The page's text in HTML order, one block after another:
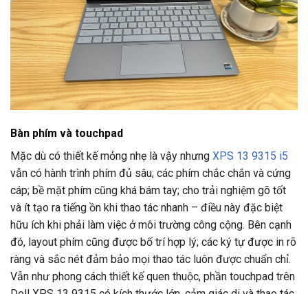
Bàn phím và touchpad
Mặc dù có thiết kế mỏng nhẹ là vậy nhưng XPS 13 9315 i5
vẫn có hành trình phím đủ sâu; các phím chắc chắn và cứng
cáp; bề mặt phím cũng khá bám tay; cho trải nghiệm gõ tốt
và ít tạo ra tiếng ồn khi thao tác nhanh – điều này đặc biệt
hữu ích khi phải làm việc ở môi trường công cộng. Bên cạnh
đó, layout phím cũng được bố trí hợp lý; các ký tự được in rõ
ràng và sắc nét đảm bảo mọi thao tác luôn được chuẩn chỉ.
Vẫn như phong cách thiết kế quen thuộc, phần touchpad trên